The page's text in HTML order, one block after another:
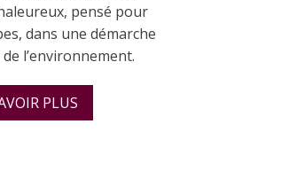
pensé pour
dans une démarche
l’environnement.
PLUS